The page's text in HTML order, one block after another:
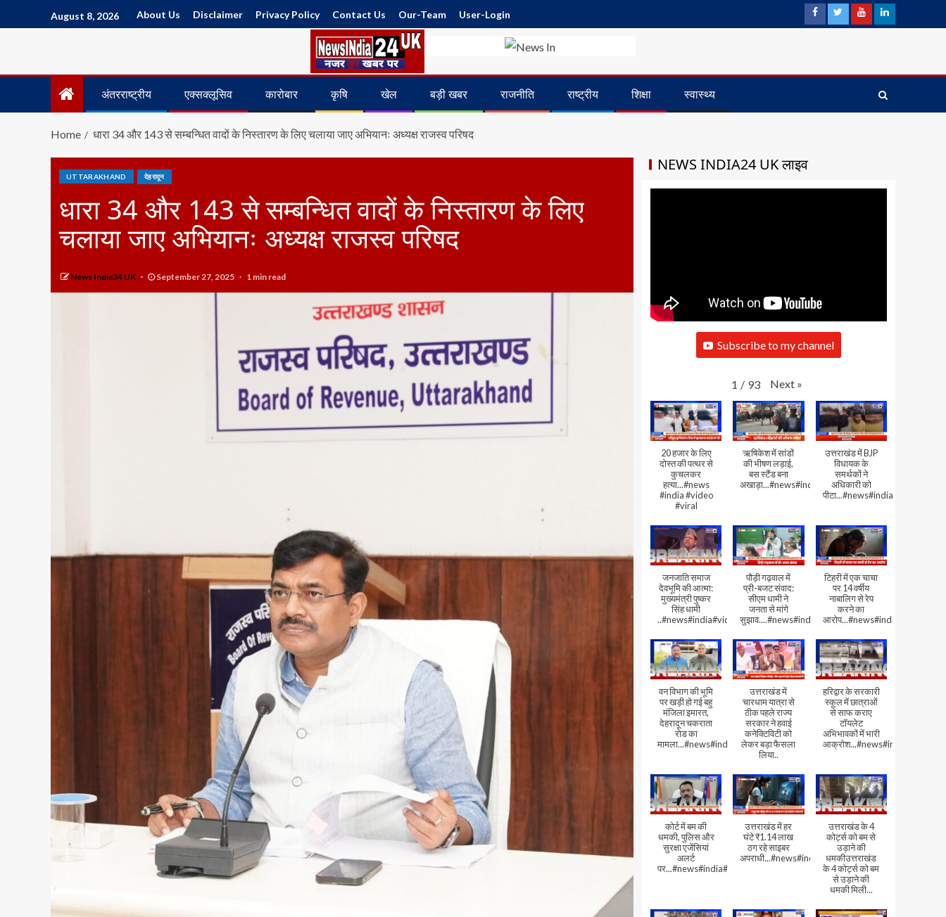
August 8, 2026 About Us Disclaimer Privacy Policy Contact Us Our-Team User-Login
अंतरराष्ट्रीय एक्सक्लूसिव कारोबार कृषि खेल बड़ी खबर राजनीति राष्ट्रीय शिक्षा स्वास्थ्य
Home धारा 34 और 143 से सम्बन्धित वादों के निस्तारण के लिए चलाया जाए अभियानः अध्यक्ष राजस्व परिषद
UTTARAKHAND देहरादून
धारा 34 और 143 से सम्बन्धित वादों के निस्तारण के लिए
चलाया जाए अभियानः अध्यक्ष राजस्व परिषद
News India24 UK September 27, 2025 1 min read
NEWS INDIA24 UK लाइव
Subscribe to my channel
1 / 93 Next »
20 हजार के लिए
दोस्त की पत्थर से
कुचलकर
हत्या...#news
#india #video
#viral
ऋषिकेश में सांडों
की भीषण लड़ाई,
बस स्टैंड बना
अखाड़ा...#news#india#video#viral
उत्तराखंड में BJP
विधायक के
समर्थकों ने
अधिकारी को
पीटा...#news#india#video#viral
जनजाति समाज
देवभूमि की आत्मा:
मुख्यमंत्री पुष्कर
सिंह धामी
..#news#india#video#viral
पौड़ी गढ़वाल में
प्री-बजट संवाद:
सीएम धामी ने
जनता से मांगे
सुझाव....#news#india#video#viral
टिहरी में एक चाचा
पर 14 वर्षीय
नाबालिग से रेप
करने का
आरोप...#news#india#video
वन विभाग की भूमि
पर खड़ी हो गई बहु
मंजिला इमारत,
देहरादून चकराता
रोड का
मामला...#news#india#video
उत्तराखंड में
चारधाम यात्रा से
ठीक पहले राज्य
सरकार ने हवाई
कनेक्टिविटी को
लेकर बड़ा फैसला
लिया..
हरिद्वार के सरकारी
स्कूल में छात्राओं
से साफ कराए
टॉयलेट
अभिभावकों में भारी
आक्रोश...#news#india
कोर्ट में बम की
धमकी, पुलिस और
सुरक्षा एजेंसियां
अलर्ट
पर...#news#india#video#viral
उत्तराखंड में हर
घंटे ₹1.14 लाख
ठग रहे साइबर
अपराधी...#news#india#video#viral
उत्तराखंड के 4
कोर्ट्स को बम से
उड़ाने की
धमकीउत्तराखंड
के 4 कोर्ट्स को बम
से उड़ाने की
धमकी मिली...